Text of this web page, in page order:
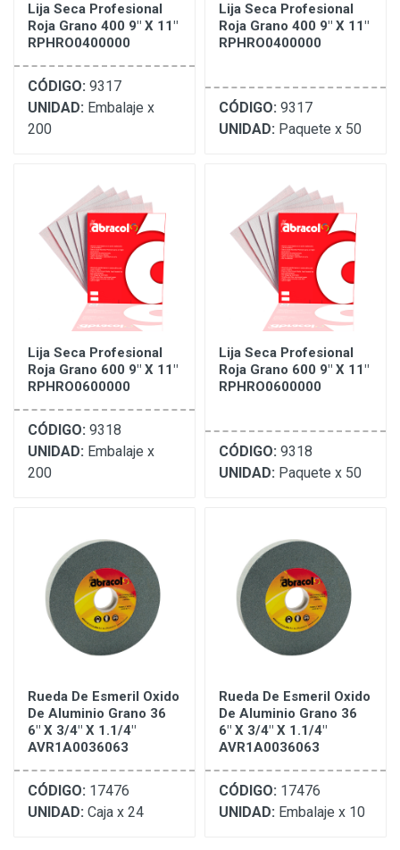
Lija Seca Profesional
Roja Grano 400 9" X 11"
RPHRO0400000
CÓDIGO: 9317
UNIDAD: Embalaje x
200
Lija Seca Profesional
Roja Grano 400 9" X 11"
RPHRO0400000
CÓDIGO: 9317
UNIDAD: Paquete x 50
Lija Seca Profesional
Roja Grano 600 9" X 11"
RPHRO0600000
CÓDIGO: 9318
UNIDAD: Embalaje x
200
Lija Seca Profesional
Roja Grano 600 9" X 11"
RPHRO0600000
CÓDIGO: 9318
UNIDAD: Paquete x 50
Rueda De Esmeril Oxido
De Aluminio Grano 36
6" X 3/4" X 1.1/4"
AVR1A0036063
CÓDIGO: 17476
UNIDAD: Caja x 24
Rueda De Esmeril Oxido
De Aluminio Grano 36
6" X 3/4" X 1.1/4"
AVR1A0036063
CÓDIGO: 17476
UNIDAD: Embalaje x 10